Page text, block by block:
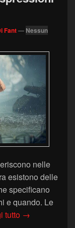
Fant— Nessun
nelle
esistono delle
specificano
e quando. Le
tutto Differenze
→